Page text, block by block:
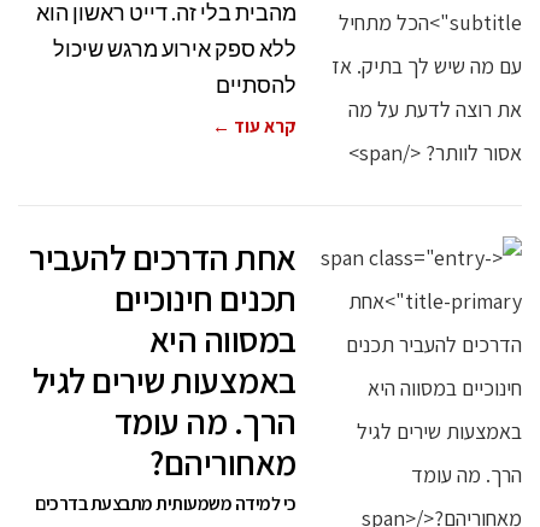
מהבית בלי זה. דייט ראשון הוא
ללא ספק אירוע מרגש שיכול
להסתיים
קרא עוד ←
אחת הדרכים להעביר
תכנים חינוכיים
במסווה היא
באמצעות שירים לגיל
הרך. מה עומד
מאחוריהם?
כי למידה משמעותית מתבצעת בדרכים